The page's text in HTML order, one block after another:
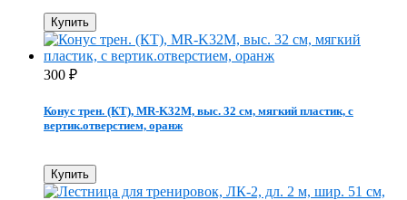
Купить
300 ₽
Конус трен. (КТ), MR-K32M, выс. 32 см, мягкий пластик, с
вертик.отверстием, оранж
Купить